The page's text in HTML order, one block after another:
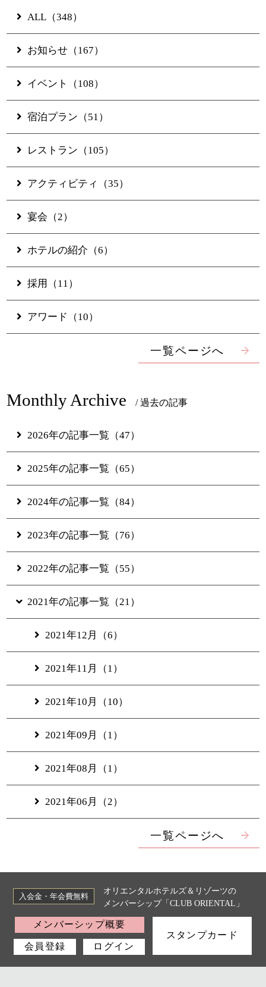
Restaurants & Bar
Banquet
Experience
Access
Online Shop
JUNGLIA OKINAWA
Official Partner Hotel
新着情報
ホテル情報
特定商取引法に基づく表示ギャラリー
電子パンフレット
ALL（348）
お知らせ（167）
イベント（108）
宿泊プラン（51）
レストラン（105）
アクティビティ（35）
宴会（2）
ホテルの紹介（6）
採用（11）
アワード（10）
一覧ページへ
Monthly Archive / 過去の記事
2026年の記事一覧（47）
2025年の記事一覧（65）
2024年の記事一覧（84）
2023年の記事一覧（76）
2022年の記事一覧（55）
2021年の記事一覧（21）
2021年12月（6）
2021年11月（1）
2021年10月（10）
2021年09月（1）
2021年08月（1）
2021年06月（2）
一覧ページへ
入会金・年会費無料
オリエンタルホテルズ＆リゾーツの
メンバーシップ「CLUB ORIENTAL」
メンバーシップ概要
会員登録 ログイン
スタンプカード